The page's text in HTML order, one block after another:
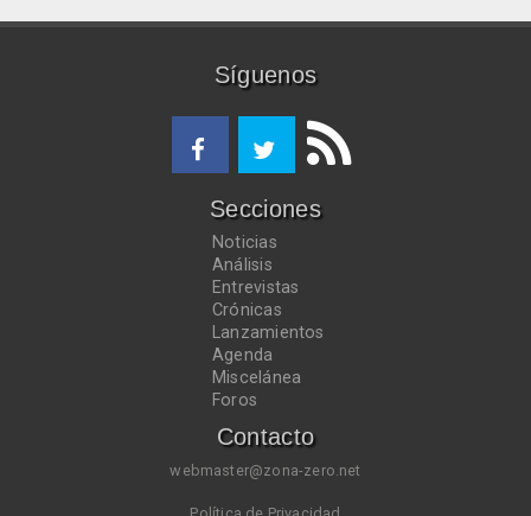
Síguenos
Secciones
Noticias
Análisis
Entrevistas
Crónicas
Lanzamientos
Agenda
Miscelánea
Foros
Contacto
webmaster@zona-zero.net